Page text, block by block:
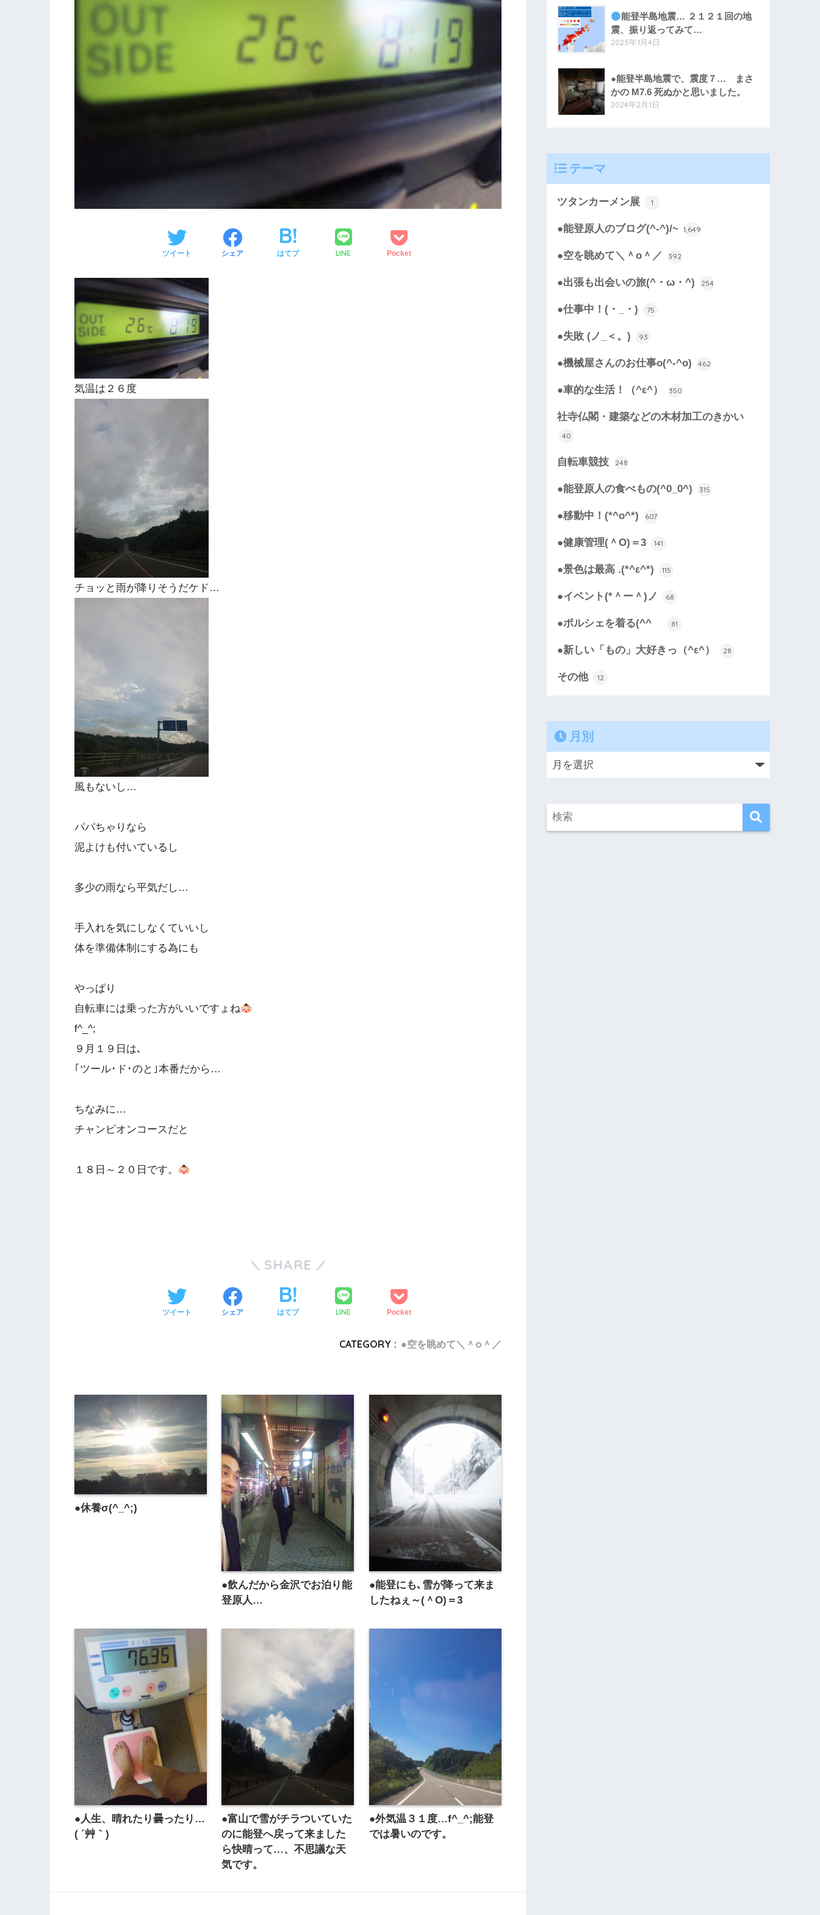
ツイート シェア はてブ LINE Pocket
気温は２６度
チョッと雨が降りそうだケド…
風もないし…
パパちゃりなら
泥よけも付いているし
多少の雨なら平気だし…
手入れを気にしなくていいし
体を準備体制にする為にも
やっぱり
自転車には乗った方がいいですょね
f^_^;
９月１９日は､
｢ツール･ド･のと｣本番だから…
ちなみに…
チャンピオンコースだと
１８日～２０日です。
SHARE
ツイート シェア はてブ LINE Pocket
CATEGORY : ●空を眺めて＼＾o＾／
●休養σ(^_^;)
●飲んだから金沢でお泊り能
登原人…
●能登にも､雪が降って来ま
したねぇ～(＾O)＝3
●人生、晴れたり曇ったり…
( ´艸｀)
●富山で雪がチラついていた
のに能登へ戻って来ました
ら快晴って…、不思議な天
気です。
●外気温３１度…f^_^;能登
では暑いのです。
能登半島地震… ２１２１回の地
震、振り返ってみて…
2025年1月4日
●能登半島地震で、震度７… まさ
かの M7.6 死ぬかと思いました。
2024年2月1日
テーマ
ツタンカーメン展 1
●能登原人のブログ(^-^)/~ 1,649
●空を眺めて＼＾o＾／ 392
●出張も出会いの旅(^・ω・^) 254
●仕事中！(・_・) 75
●失敗 (ノ_＜。) 93
●機械屋さんのお仕事o(^-^o) 462
●車的な生活！（^ε^） 350
社寺仏閣・建築などの木材加工のきかい
40
自転車競技 248
●能登原人の食べもの(^0_0^) 315
●移動中！(*^o^*) 607
●健康管理(＾O)＝3 141
●景色は最高 .(*^ε^*) 115
●イベント(*＾ー＾)ノ 68
●ポルシェを着る(^^ゞ 81
●新しい「もの」大好きっ（^ε^） 28
その他 12
月別